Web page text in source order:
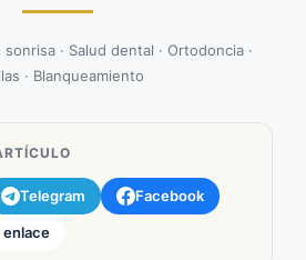
· Salud dental · Ortodoncia ·
· Blanqueamiento
Telegram Facebook
enlace